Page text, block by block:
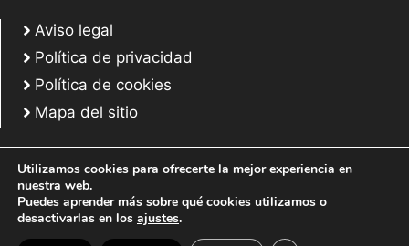
Aviso legal
Política de privacidad
Política de cookies
Mapa del sitio
© 2025 Web desarrollada por el Servicio de Informática de Diputación de
Utilizamos cookies para ofrecerte la mejor experiencia en
nuestra web.
Puedes aprender más sobre qué cookies utilizamos o
desactivarlas en los ajustes.